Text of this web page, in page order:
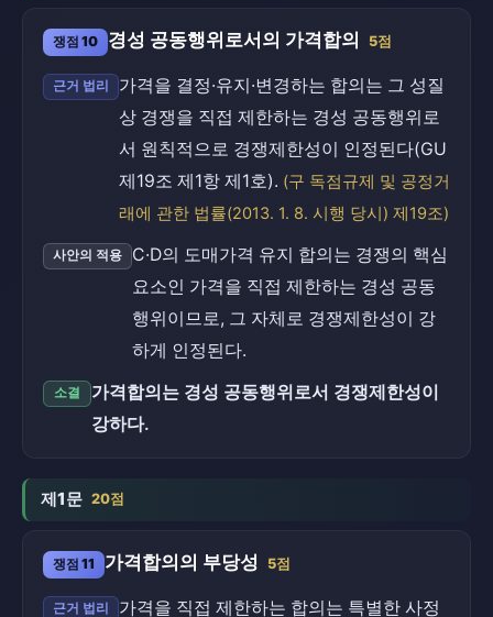
쟁점 10 경성 공동행위로서의 가격합의 5점
근거 법리
가격을 결정·유지·변경하는 합의는 그 성질
상 경쟁을 직접 제한하는 경성 공동행위로
서 원칙적으로 경쟁제한성이 인정된다(GU
제19조 제1항 제1호). (구 독점규제 및 공정거
래에 관한 법률(2013. 1. 8. 시행 당시) 제19조)
사안의 적용
C·D의 도매가격 유지 합의는 경쟁의 핵심
요소인 가격을 직접 제한하는 경성 공동
행위이므로, 그 자체로 경쟁제한성이 강
하게 인정된다.
소결
가격합의는 경성 공동행위로서 경쟁제한성이
강하다.
제1문 20점
쟁점 11 가격합의의 부당성 5점
근거 법리 가격을 직접 제한하는 합의는 특별한 사정